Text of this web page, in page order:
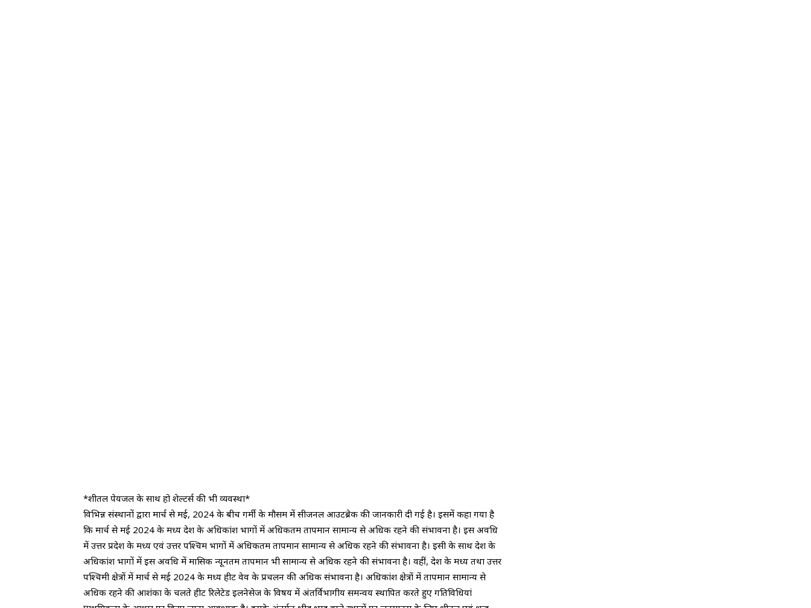
*शीतल पेयजल के साथ हो शेल्टर्स की भी व्यवस्था*
विभिन्न संस्थानों द्वारा मार्च से मई, 2024 के बीच गर्मी के मौसम में सीजनल आउटब्रेक की जानकारी दी गई है। इसमें कहा गया है
कि मार्च से मई 2024 के मध्य देश के अधिकांश भागों में अधिकतम तापमान सामान्य से अधिक रहने की संभावना है। इस अवधि
में उत्तर प्रदेश के मध्य एवं उत्तर पश्चिम भागों में अधिकतम तापमान सामान्य से अधिक रहने की संभावना है। इसी के साथ देश के
अधिकांश भागों में इस अवधि में मासिक न्यूनतम तापमान भी सामान्य से अधिक रहने की संभावना है। वहीं, देश के मध्य तथा उत्तर
पश्चिमी क्षेत्रों में मार्च से मई 2024 के मध्य हीट वेव के प्रचलन की अधिक संभावना है। अधिकांश क्षेत्रों में तापमान सामान्य से
अधिक रहने की आशंका के चलते हीट रिलेटेड इलनेसेज के विषय में अंतर्विभागीय समन्वय स्थापित करते हुए गतिविधियां